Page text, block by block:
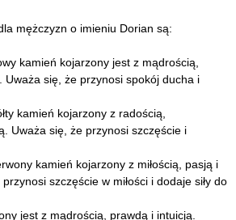
mężczyzn o imieniu Dorian są:
kamień kojarzony jest z mądrością,
Uważa się, że przynosi spokój ducha i
kamień kojarzony z radością,
Uważa się, że przynosi szczęście i
kamień kojarzony z miłością, pasją i
szczęście w miłości i dodaje siły do
jest z mądrością, prawdą i intuicją.